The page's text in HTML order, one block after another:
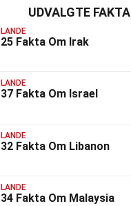
UDVALGTE FAKTA
LANDE
25 Fakta Om Irak
LANDE
37 Fakta Om Israel
LANDE
32 Fakta Om Libanon
LANDE
34 Fakta Om Malaysia